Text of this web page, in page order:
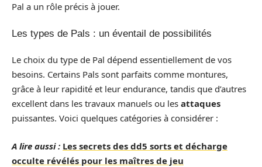
Pal a un rôle précis à jouer.
Les types de Pals : un éventail de possibilités
Le choix du type de Pal dépend essentiellement de vos
besoins. Certains Pals sont parfaits comme montures,
grâce à leur rapidité et leur endurance, tandis que d’autres
excellent dans les travaux manuels ou les attaques
puissantes. Voici quelques catégories à considérer :
A lire aussi : Les secrets des dd5 sorts et décharge
occulte révélés pour les maîtres de jeu